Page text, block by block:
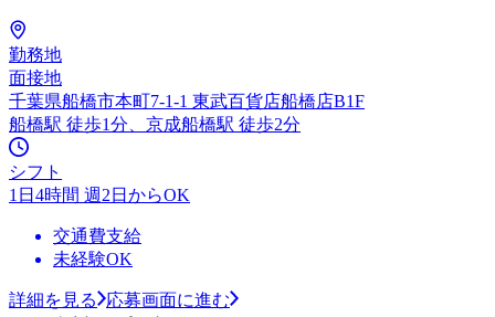
勤務地
面接地
千葉県船橋市本町7-1-1 東武百貨店船橋店B1F
船橋駅 徒歩1分、京成船橋駅 徒歩2分
シフト
1日4時間 週2日からOK
交通費支給
未経験OK
詳細を見る
応募画面に進む